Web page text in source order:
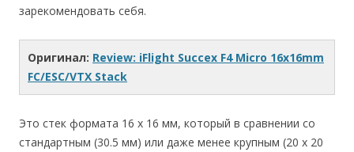
зарекомендовать себя.
Оригинал: Review: iFlight Succex F4 Micro 16x16mm
FC/ESC/VTX Stack
Это стек формата 16 х 16 мм, который в сравнении со
стандартным (30.5 мм) или даже менее крупным (20 х 20